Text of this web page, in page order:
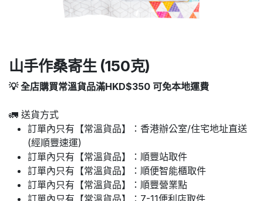
山手作桑寄生 (150克)
💡 全店購買常溫貨品滿HKD$350 可免本地運費
🚛 送貨方式
訂單內只有【常溫貨品】：香港辦公室/住宅地址直送
(經順豐速運)
訂單內只有【常溫貨品】：順豐站取件
訂單內只有【常溫貨品】：順便智能櫃取件
訂單內只有【常溫貨品】：順豐營業點
訂單內只有【常溫貨品】：7-11便利店取件